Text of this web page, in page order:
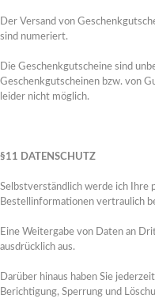
Hier geht's zu den
Der Versand von
sind numeriert.
Die Geschenkgutscheine sind
Geschenkgutscheinen bzw. von
leider nicht möglich.
§11 DATENSCHUTZ
Selbstverständlich werde ich Ihre
Bestellinformationen vertraulich
Eine Weitergabe von Daten an
ausdrücklich aus.
Darüber hinaus haben Sie
Berichtigung, Sperrung und